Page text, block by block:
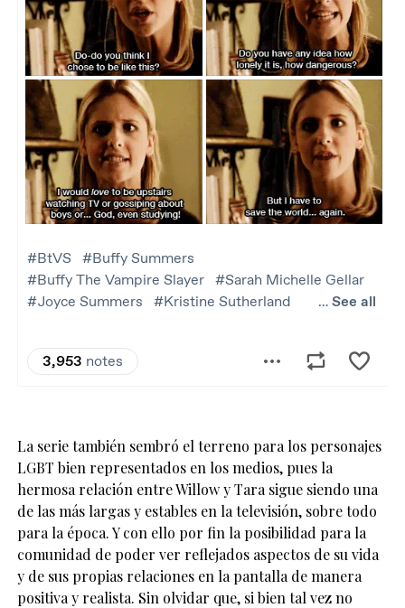
La serie también sembró el terreno para los personajes
LGBT bien representados en los medios, pues la
hermosa relación entre Willow y Tara sigue siendo una
de las más largas y estables en la televisión, sobre todo
para la época. Y con ello por fin la posibilidad para la
comunidad de poder ver reflejados aspectos de su vida
y de sus propias relaciones en la pantalla de manera
positiva y realista. Sin olvidar que, si bien tal vez no